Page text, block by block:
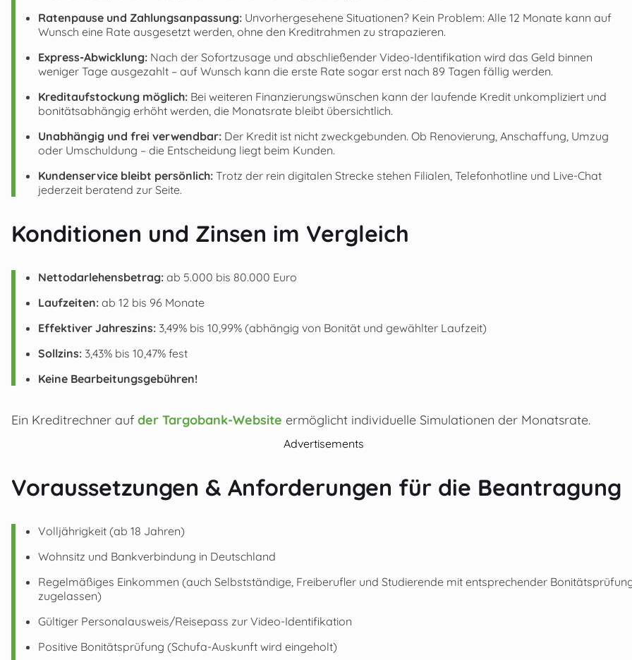
Ratenpause und Zahlungsanpassung: Unvorhergesehene Situationen? Kein Problem: Alle 12 Monate kann auf
Wunsch eine Rate ausgesetzt werden, ohne den Kreditrahmen zu strapazieren.
Express-Abwicklung: Nach der Sofortzusage und abschließender Video-Identifikation wird das Geld binnen
weniger Tage ausgezahlt – auf Wunsch kann die erste Rate sogar erst nach 89 Tagen fällig werden.
Kreditaufstockung möglich: Bei weiteren Finanzierungswünschen kann der laufende Kredit unkompliziert und
bonitätsabhängig erhöht werden, die Monatsrate bleibt übersichtlich.
Unabhängig und frei verwendbar: Der Kredit ist nicht zweckgebunden. Ob Renovierung, Anschaffung, Umzug
oder Umschuldung – die Entscheidung liegt beim Kunden.
Kundenservice bleibt persönlich: Trotz der rein digitalen Strecke stehen Filialen, Telefonhotline und Live-Chat
jederzeit beratend zur Seite.
Konditionen und Zinsen im Vergleich
Nettodarlehensbetrag: ab 5.000 bis 80.000 Euro
Laufzeiten: ab 12 bis 96 Monate
Effektiver Jahreszins: 3,49% bis 10,99% (abhängig von Bonität und gewählter Laufzeit)
Sollzins: 3,43% bis 10,47% fest
Keine Bearbeitungsgebühren!
Ein Kreditrechner auf der Targobank-Website ermöglicht individuelle Simulationen der Monatsrate.
Advertisements
Voraussetzungen & Anforderungen für die Beantragung
Volljährigkeit (ab 18 Jahren)
Wohnsitz und Bankverbindung in Deutschland
Regelmäßiges Einkommen (auch Selbstständige, Freiberufler und Studierende mit entsprechender
zugelassen)
Gültiger Personalausweis/Reisepass zur Video-Identifikation
Positive Bonitätsprüfung (Schufa-Auskunft wird eingeholt)